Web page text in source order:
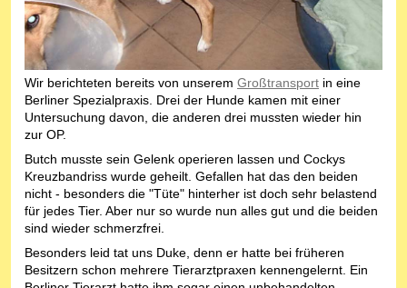
Wir berichteten bereits von unserem Großtransport in eine
Berliner Spezialpraxis. Drei der Hunde kamen mit einer
Untersuchung davon, die anderen drei mussten wieder hin
zur OP.
Butch musste sein Gelenk operieren lassen und Cockys
Kreuzbandriss wurde geheilt. Gefallen hat das den beiden
nicht - besonders die "Tüte" hinterher ist doch sehr belastend
für jedes Tier. Aber nur so wurde nun alles gut und die beiden
sind wieder schmerzfrei.
Besonders leid tat uns Duke, denn er hatte bei früheren
Besitzern schon mehrere Tierarztpraxen kennengelernt. Ein